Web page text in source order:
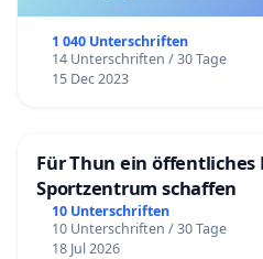
BAG
Arbeitserziehung. (2013, April).
Bildungsplan BAG 2013
30. Oktober 2021, von
1 040 Unterschriften
14 Unterschriften / 30 Tage
15 Dec 2023
Für Thun ein
Sportzentrum schaffen
10 Unterschriften
10 Unterschriften / 30 Tage
18 Jul 2026